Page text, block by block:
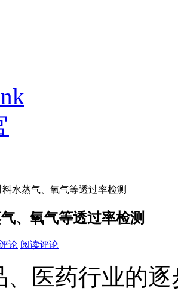
料水蒸气、氧气等透过率检测
、氧气等透过率检测
论 阅读评论
、医药行业的